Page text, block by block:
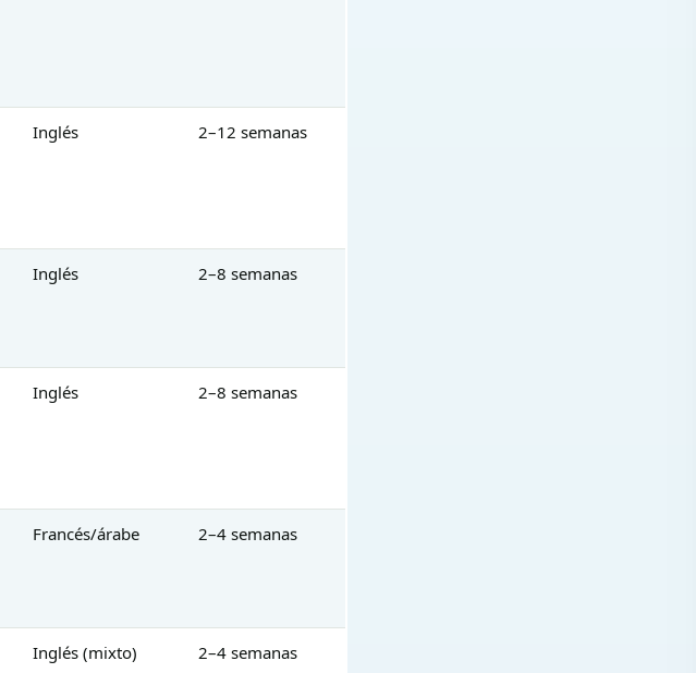
Inglés 2–12 semanas
Inglés 2–8 semanas
Inglés 2–8 semanas
Francés/árabe 2–4 semanas
Inglés (mixto) 2–4 semanas